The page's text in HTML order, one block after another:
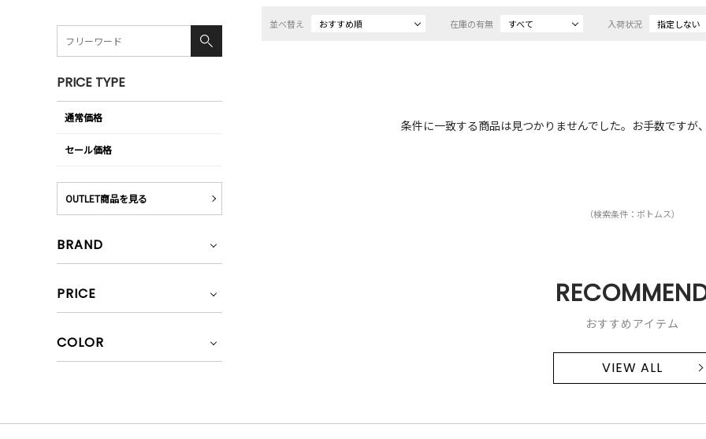
並べ替え おすすめ順 在庫の有無 すべて 入荷状況 指定しない
条件に一致する商品は見つかりませんでした。お手数ですが
（検索条件：ボトムス）
おすすめアイテム
VIEW ALL
PRICE TYPE
通常価格
セール価格
OUTLET商品を見る
BRAND
PRICE
COLOR